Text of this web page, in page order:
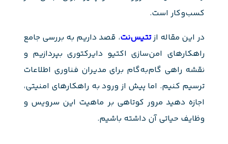
کسب‌وکار است.
در این مقاله ازتتیس‌نت، قصد داریم به بررسی جامع
راهکارهای امن‌سازی اکتیو دایرکتوری بپردازیم و
نقشه راهی گام‌به‌گام برای مدیران فناوری اطلاعات
ترسیم کنیم. اما پیش از ورود به راهکارهای امنیتی،
اجازه دهید مرور کوتاهی بر ماهیت این سرویس و
وظایف حیاتی آن داشته باشیم.